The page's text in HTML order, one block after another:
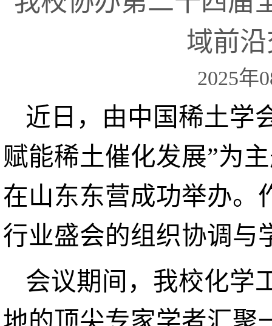
域前
2025年
近日，由中国稀土学
赋能稀土催化发展”为
在山东东营成功举办。
行业盛会的组织协调与
会议期间，我校化学